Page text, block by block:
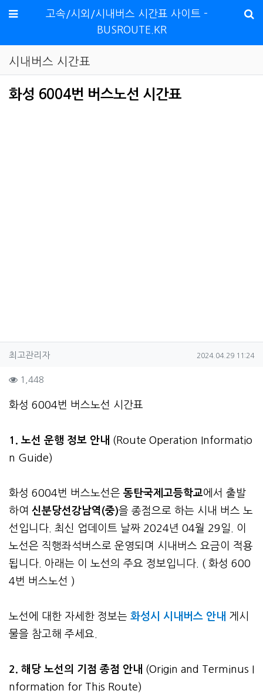
메뉴
고속/시외/시내버스 시간표 사이트 -
BUSROUTE.KR
시내버스 시간표
화성 6004번 버스노선 시간표
작성자 정보
최고관리자작성 작성일
2024.04.29 11:24
컨텐츠 정보
1,448
본문
화성 6004번 버스노선 시간표
1. 노선 운행 정보 안내 (Route Operation Informatio
n Guide)
화성 6004번 버스노선은 동탄국제고등학교에서 출발
하여 신분당선강남역(중)을 종점으로 하는 시내 버스 노
선입니다. 최신 업데이트 날짜 2024년 04월 29일. 이
노선은 직행좌석버스로 운영되며 시내버스 요금이 적용
됩니다. 아래는 이 노선의 주요 정보입니다. ( 화성 600
4번 버스노선 )
노선에 대한 자세한 정보는 화성시 시내버스 안내 게시
물을 참고해 주세요.
2. 해당 노선의 기점 종점 안내 (Origin and Terminus I
nformation for This Route)